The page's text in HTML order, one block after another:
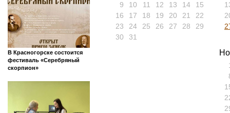
В Красногорске состоится
фестиваль «Серебряный
скорпион»
9
10 11 12 13 14
15
16
17 18 19 20 21
22
23
24 25 26 27 28
29
30
31